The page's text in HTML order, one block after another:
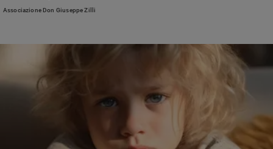
adesso la bambina è un'adolescente di 14 anni che ha bisogno dei suoi
Associazione Don Giuseppe Zilli